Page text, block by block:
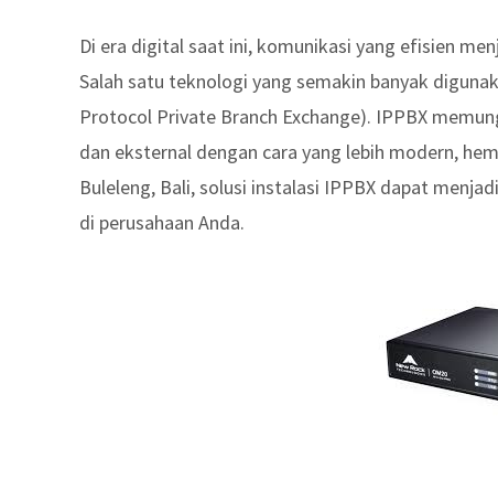
Di era digital saat ini, komunikasi yang efisien
Salah satu teknologi yang semakin banyak
Protocol Private Branch Exchange). IPPBX
dan eksternal dengan cara yang lebih modern,
Buleleng, Bali, solusi instalasi IPPBX dapat
di perusahaan Anda.